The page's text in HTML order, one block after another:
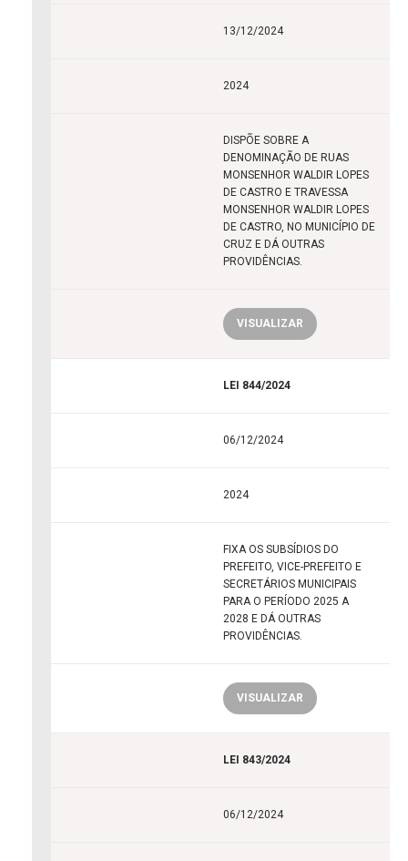
13/12/2024
2024
DISPÕE SOBRE A
DENOMINAÇÃO DE RUAS
MONSENHOR WALDIR LOPES
DE CASTRO E TRAVESSA
MONSENHOR WALDIR LOPES
DE CASTRO, NO MUNICÍPIO DE
CRUZ E DÁ OUTRAS
PROVIDÊNCIAS.
VISUALIZAR
LEI 844/2024
06/12/2024
2024
FIXA OS SUBSÍDIOS DO
PREFEITO, VICE-PREFEITO E
SECRETÁRIOS MUNICIPAIS
PARA O PERÍODO 2025 A
2028 E DÁ OUTRAS
PROVIDÊNCIAS.
VISUALIZAR
LEI 843/2024
06/12/2024